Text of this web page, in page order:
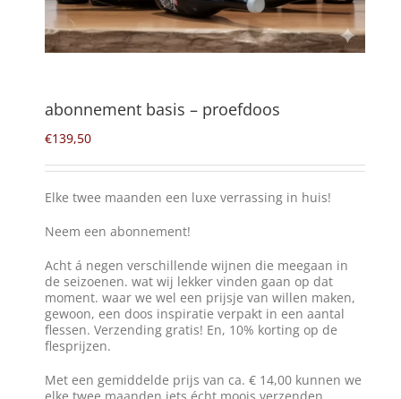
Mijn Account
naar:
NL
abonnement basis – proefdoos
€139,50
Elke twee maanden een luxe verrassing in huis!
Neem een abonnement!
Acht á negen verschillende wijnen die meegaan in
de seizoenen. wat wij lekker vinden gaan op dat
moment. waar we wel een prijsje van willen maken,
gewoon, een doos inspiratie verpakt in een aantal
flessen. Verzending gratis! En, 10% korting op de
flesprijzen.
Met een gemiddelde prijs van ca. € 14,00 kunnen we